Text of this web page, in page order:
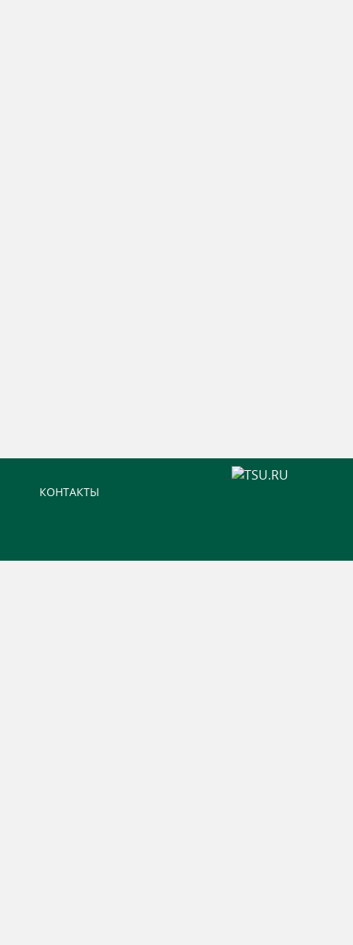
КОНТАКТЫ